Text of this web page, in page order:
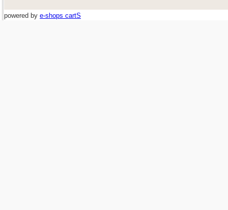
powered by e-shops cartS